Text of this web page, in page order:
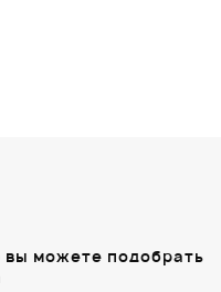
вы можете подобрать